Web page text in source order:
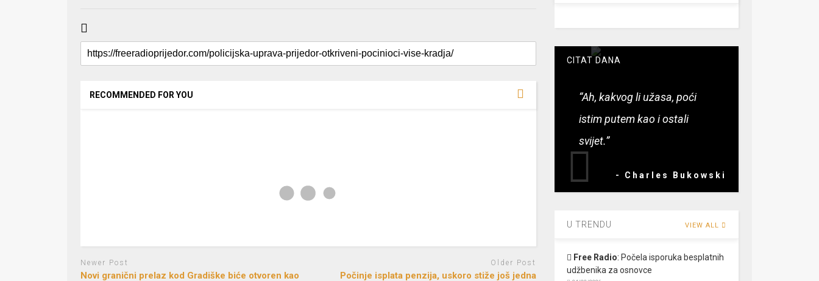
RECOMMENDED FOR YOU
Newer Post
Novi granični prelaz kod Gradiške biće otvoren kao
Older Post
­Počinje isplata penzija, uskoro stiže još jedna
CITAT DANA
“Ah, kakvog li užasa, poći
istim putem kao i ostali
svijet.”
- Charles Bukowski
U TRENDU VIEW ALL
Free Radio: Počela isporuka besplatnih
udžbenika za osnovce